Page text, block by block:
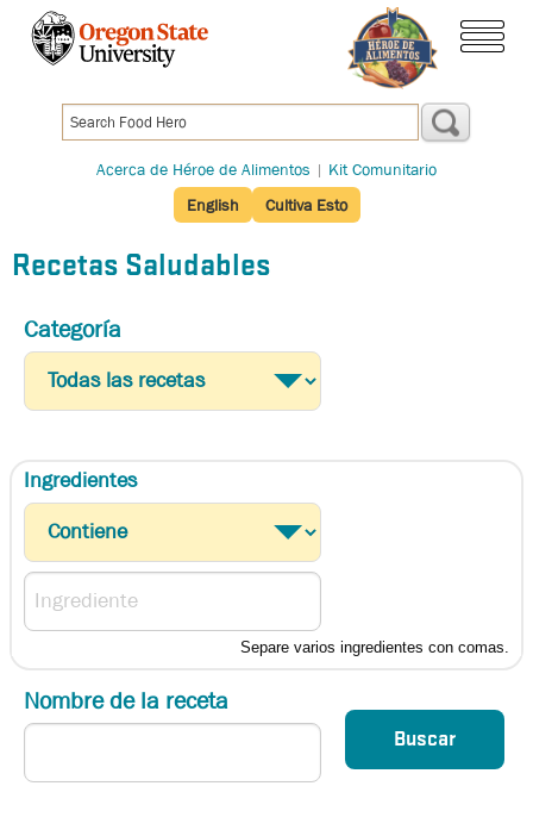
Pasar
principal
Acerca de Héroe de Alimentos | Kit Comunitario
English
Cultiva Esto
Recetas Saludables
Categoría
Ingredientes
Separe varios ingredientes con comas.
Nombre de la receta